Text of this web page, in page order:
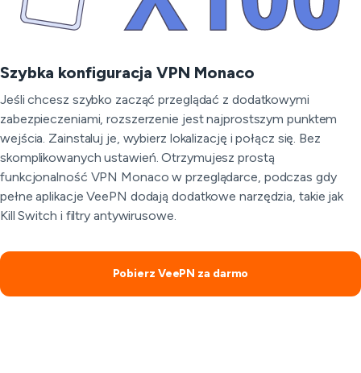
Szybka konfiguracja VPN Monaco
Jeśli chcesz szybko zacząć przeglądać z dodatkowymi
zabezpieczeniami, rozszerzenie jest najprostszym punktem
wejścia. Zainstaluj je, wybierz lokalizację i połącz się. Bez
skomplikowanych ustawień. Otrzymujesz prostą
funkcjonalność VPN Monaco w przeglądarce, podczas gdy
pełne aplikacje VeePN dodają dodatkowe narzędzia, takie jak
Kill Switch i filtry antywirusowe.
Pobierz VeePN za darmo